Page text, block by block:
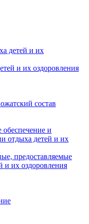
детей и их
и их оздоровления
состав
обеспечение и
отдыха детей и их
предоставляемые
и их оздоровления